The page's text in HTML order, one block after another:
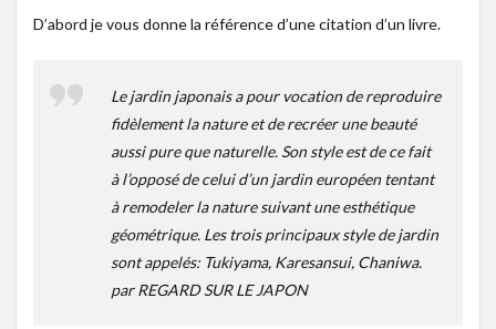
D’abord je vous donne la référence d’une citation d’un livre.
Le jardin japonais a pour vocation de reproduire
fidèlement la nature et de recréer une beauté
aussi pure que naturelle. Son style est de ce fait
à l’opposé de celui d’un jardin européen tentant
à remodeler la nature suivant une esthétique
géométrique. Les trois principaux style de jardin
sont appelés: Tukiyama, Karesansui, Chaniwa.
par REGARD SUR LE JAPON